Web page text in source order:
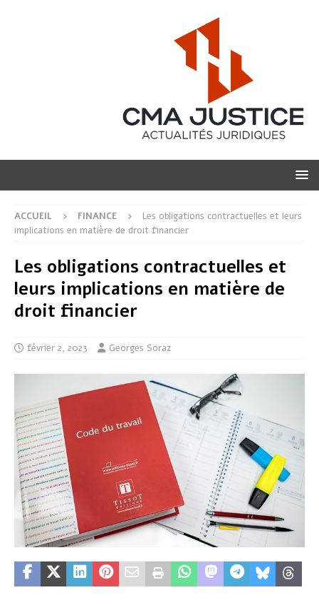
ACCUEIL FINANCE
Les obligations contractuelles et leurs
implications en matière de droit financier
Les obligations contractuelles et
leurs implications en matière de
droit financier
février 2, 2023 Georges Soraz